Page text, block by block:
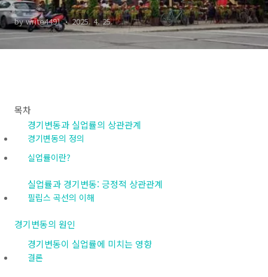
by write4491 2025. 4. 25.
목차
경기변동과 실업률의 상관관계
경기변동의 정의
실업률이란?
실업률과 경기변동: 긍정적 상관관계
필립스 곡선의 이해
경기변동의 원인
경기변동이 실업률에 미치는 영향
결론